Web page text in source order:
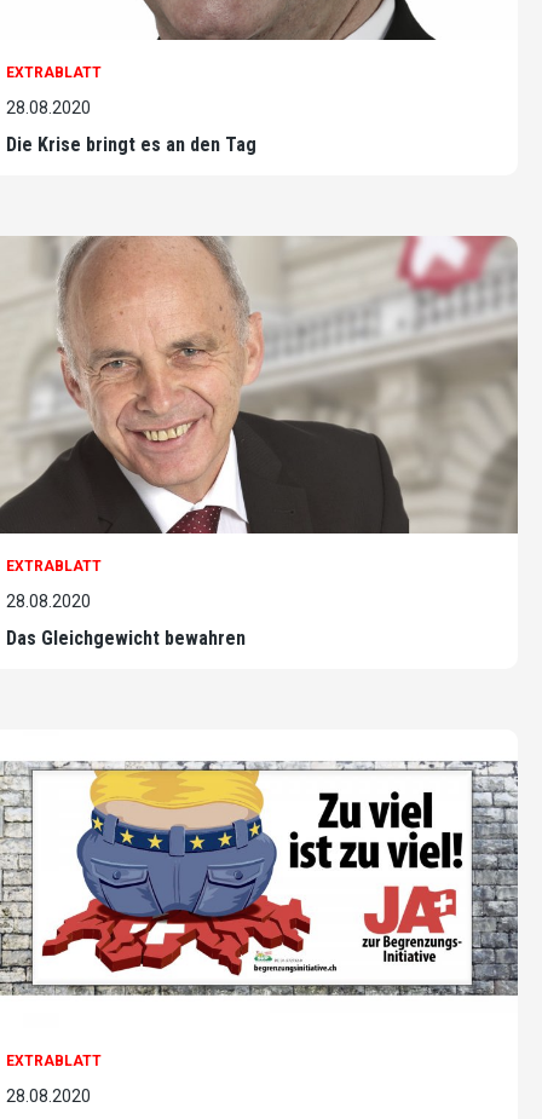
EXTRABLATT
28.08.2020
Die Krise bringt es an den Tag
EXTRABLATT
28.08.2020
Das Gleichgewicht bewahren
EXTRABLATT
28.08.2020